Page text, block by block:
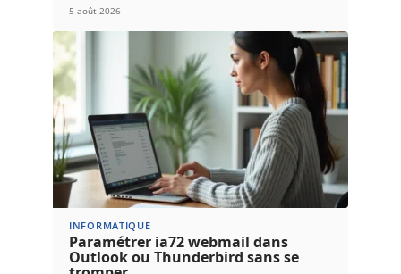
5 août 2026
INFORMATIQUE
Paramétrer ia72 webmail dans
Outlook ou Thunderbird sans se